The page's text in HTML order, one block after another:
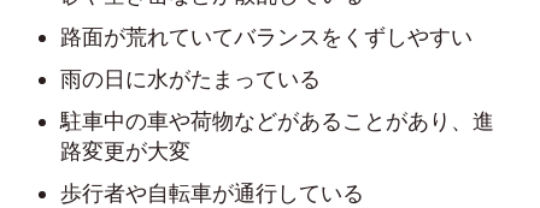
路面が荒れていてバランスをくずしやすい
雨の日に水がたまっている
駐車中の車や荷物などがあることがあり、進
路変更が大変
歩行者や自転車が通行している